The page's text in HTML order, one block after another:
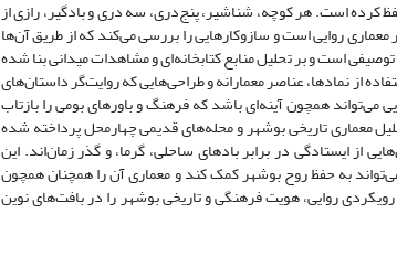
کرده است. هر کوچه، شناشیر، پنج‌دری، سه دری و بادگیر، رازی از
روایی است و سازوکارهایی را بررسی می‌کند که از طریق آن‌ها
است و بر تحلیل منابع کتابخانه‌ای و مشاهدات میدانی بنا شده
از نمادها، عناصر معمارانه و طراحی‌هایی که روایت‌گر داستان‌های
همچون آینه‌ای باشد که فرهنگ و باورهای بومی را بازتاب
معماری تاریخی بوشهر و محله‌های قدیمی چهارمحل پرداخته شده
از ایستادگی در برابر بادهای ساحلی، گرما، و گذر زمان‌اند. این
به حفظ روح بوشهر کمک کند و معماری آن را همچنان همچون
روایی، هویت فرهنگی و تاریخی بوشهر را در بافت‌های نوین